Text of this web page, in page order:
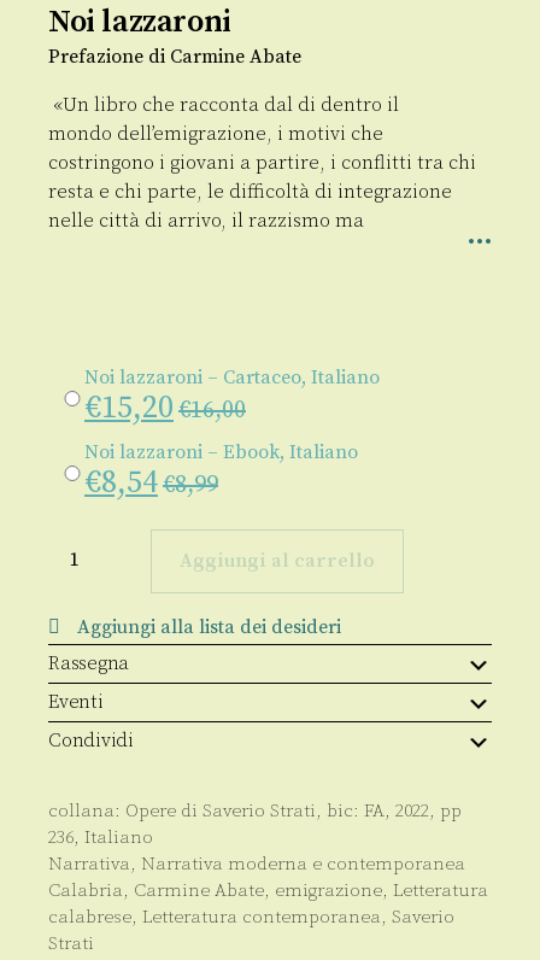
Noi lazzaroni
Prefazione di Carmine Abate
«Un libro che racconta dal di dentro il
mondo dell’emigrazione, i motivi che
costringono i giovani a partire, i conflitti tra chi
resta e chi parte, le difficoltà di integrazione
nelle città di arrivo, il razzismo ma
Noi lazzaroni – Cartaceo, Italiano
€15,20 €16,00
Noi lazzaroni – Ebook, Italiano
€8,54€8,99
lazzaroni
Aggiungi al carrello
Aggiungi alla lista dei desideri
Rassegna
Eventi
Condividi
collana: Opere di Saverio Strati, bic: FA, 2022, pp
236, Italiano
Narrativa, Narrativa moderna e contemporanea
Calabria, Carmine Abate, emigrazione, Letteratura
calabrese, Letteratura contemporanea, Saverio
Strati